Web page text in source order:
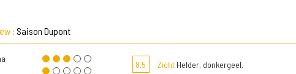
: Saison Dupont
8,5 ZichtHelder, donkergeel.